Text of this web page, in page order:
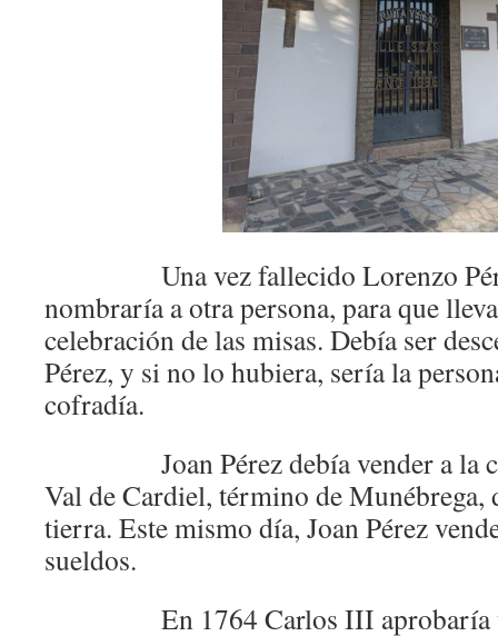
Una vez fallecido Lorenzo
nombraría a otra persona, para que
celebración de las misas. Debía ser
Pérez, y si no lo hubiera, sería la
cofradía.
Joan Pérez debía vender a la
Val de Cardiel, término de Munébrega,
tierra. Este mismo día, Joan Pérez
sueldos.
En 1764 Carlos III aprobaría